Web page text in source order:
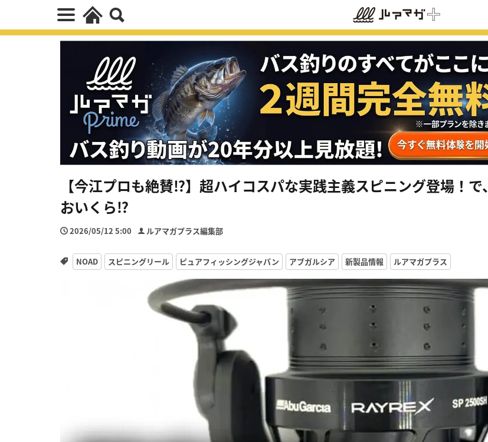
【今江プロも絶賛⁉】超ハイコスパな実践主義スピニング登場！で、
おいくら⁉
2026/05/12 5:00 ルアマガプラス編集部
NOAD スピニングリール ピュアフィッシングジャパン アブガルシア 新製品情報 ルアマガプラス